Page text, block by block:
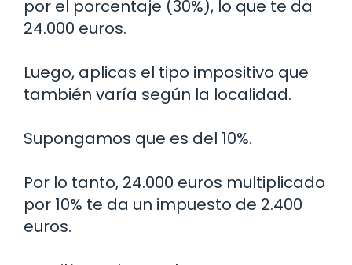
por el porcentaje (30%), lo que te da
24.000 euros.
Luego, aplicas el tipo impositivo que
también varía según la localidad.
Supongamos que es del 10%.
Por lo tanto, 24.000 euros multiplicado
por 10% te da un impuesto de 2.400
euros.